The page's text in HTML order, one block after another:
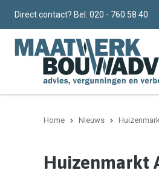
Direct contact? Bel: 020 - 760 58 40
Home Nieuws
Huizenmarkt